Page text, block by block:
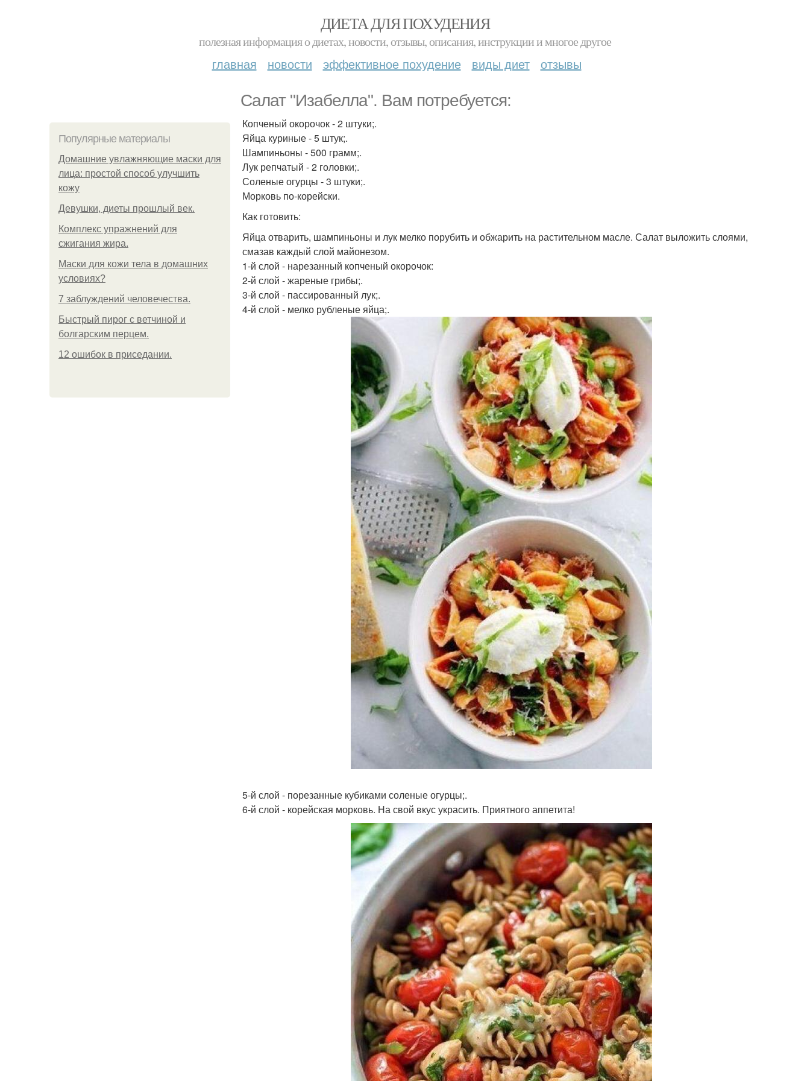
ДИЕТА ДЛЯ ПОХУДЕНИЯ
полезная информация о диетах, новости, отзывы, описания, инструкции и многое другое
главная новости эффективное похудение виды диет отзывы
Салат "Изабелла". Вам потребуется:
Популярные материалы
Домашние увлажняющие маски для
лица: простой способ улучшить
кожу
Девушки, диеты прошлый век.
Комплекс упражнений для
сжигания жира.
Маски для кожи тела в домашних
условиях?
7 заблуждений человечества.
Быстрый пирог с ветчиной и
болгарским перцем.
12 ошибок в приседании.
Копченый окорочок - 2 штуки;.
Яйца куриные - 5 штук;.
Шампиньоны - 500 грамм;.
Лук репчатый - 2 головки;.
Соленые огурцы - 3 штуки;.
Морковь по-корейски.
Как готовить:
Яйца отварить, шампиньоны и лук мелко порубить и обжарить на растительном масле. Салат выложить слоями,
смазав каждый слой майонезом.
1-й слой - нарезанный копченый окорочок:
2-й слой - жареные грибы;.
3-й слой - пассированный лук;.
4-й слой - мелко рубленые яйца;.
5-й слой - порезанные кубиками соленые огурцы;.
6-й слой - корейская морковь. На свой вкус украсить. Приятного аппетита!